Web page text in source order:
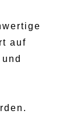
auf